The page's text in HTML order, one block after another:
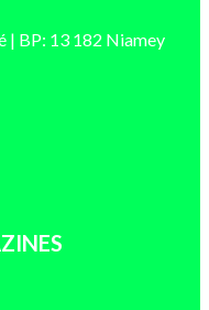
| BP: 13 182 Niamey